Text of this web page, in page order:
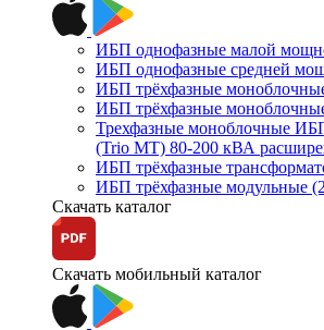
ИБП однофазные малой
ИБП однофазные средней
ИБП трёхфазные
ИБП трёхфазные
Трехфазные моноблочные
(Trio MT) 80-200 кВА
ИБП трёхфазные
ИБП трёхфазные модульные
Скачать каталог
Скачать мобильный каталог